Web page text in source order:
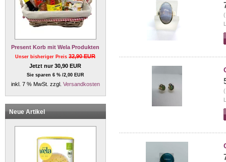
Present Korb mit Wela Produkten
Unser bisheriger Preis32,90 EUR
Jetzt nur 30,90 EUR
Sie sparen 6 % /2,00 EUR
inkl. 7 % MwSt. zzgl. Versandkosten
Neue Artikel